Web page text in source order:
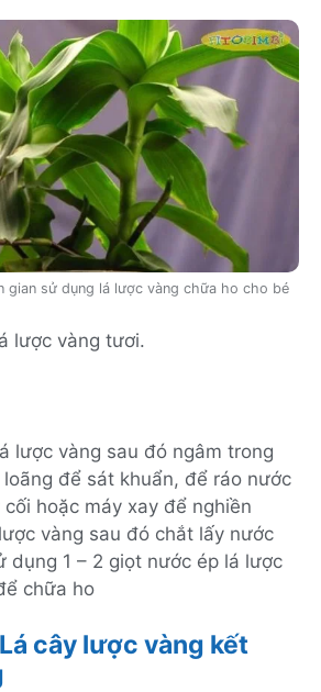
gian sử dụng lá lược vàng chữa ho cho bé
lược vàng tươi.
lược vàng sau đó ngâm trong
để sát khuẩn, để ráo nước
cối hoặc máy xay để nghiền
vàng sau đó chắt lấy nước
dụng 1 – 2 giọt nước ép lá lược
chữa ho
cây lược vàng kết